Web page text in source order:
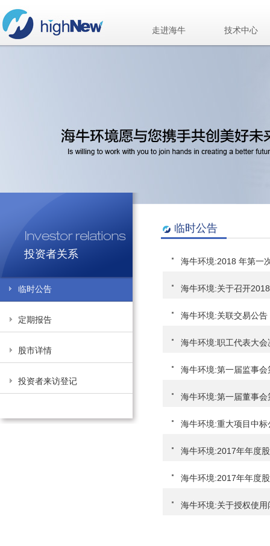
走进海牛 技术中心
投资者关系
临时公告
定期报告
股市详情
投资者来访登记
临时公告
海牛环境:2018 年第一
海牛环境:关于召开
海牛环境:关联交易公告
海牛环境:职工代表大
海牛环境:第一届监事
海牛环境:第一届董事
海牛环境:重大项目中
海牛环境:2017年年度
海牛环境:2017年年度
海牛环境:关于授权使